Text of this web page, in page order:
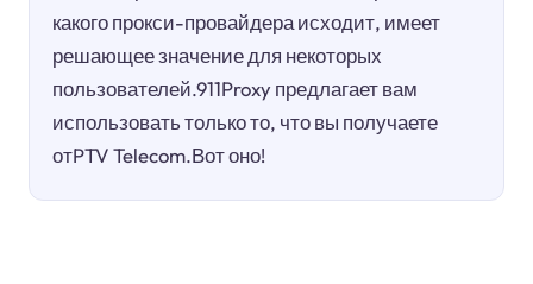
какого прокси-провайдера исходит, имеет
решающее значение для некоторых
пользователей.911Proxy предлагает вам
использовать только то, что вы получаете
отPTV Telecom.Вот оно!